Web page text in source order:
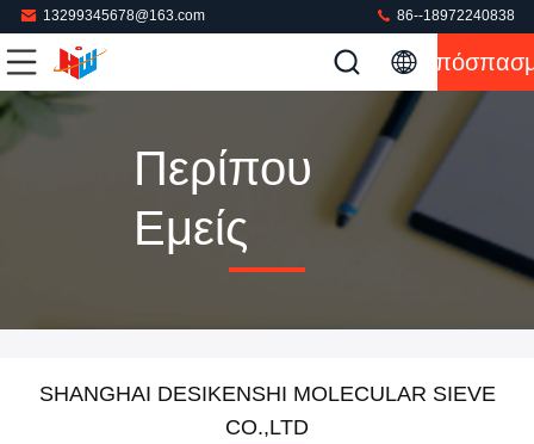
13299345678@163.com 86--18972240838
Περίπου
Εμείς
SHANGHAI DESIKENSHI MOLECULAR SIEVE
CO.,LTD